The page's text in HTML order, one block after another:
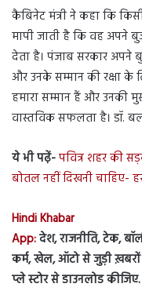
कैबिनेट मंत्री ने कहा कि
मापी जाती है कि वह अपने
देता है। पंजाब सरकार अपने
और उनके सम्मान की रक्षा के
हमारा सम्मान हैं और उनकी
वास्तविक सफलता है। डॉ.
ये भी पढ़ें-पवित्र शहर की
बोतल नहीं दिखनी चाहिए-
Hindi Khabar
App:देश, राजनीति, टेक,
कर्म, खेल, ऑटो से जुड़ी
प्ले स्टोर से डाउनलोड कीजिए.